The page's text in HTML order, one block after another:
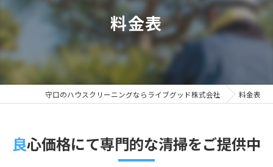
料金表
守口のハウスクリーニングならライブグッド株式会社 料金表
良心価格にて専門的な清掃をご提供中